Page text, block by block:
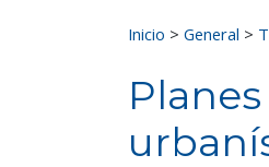
Inicio > General >